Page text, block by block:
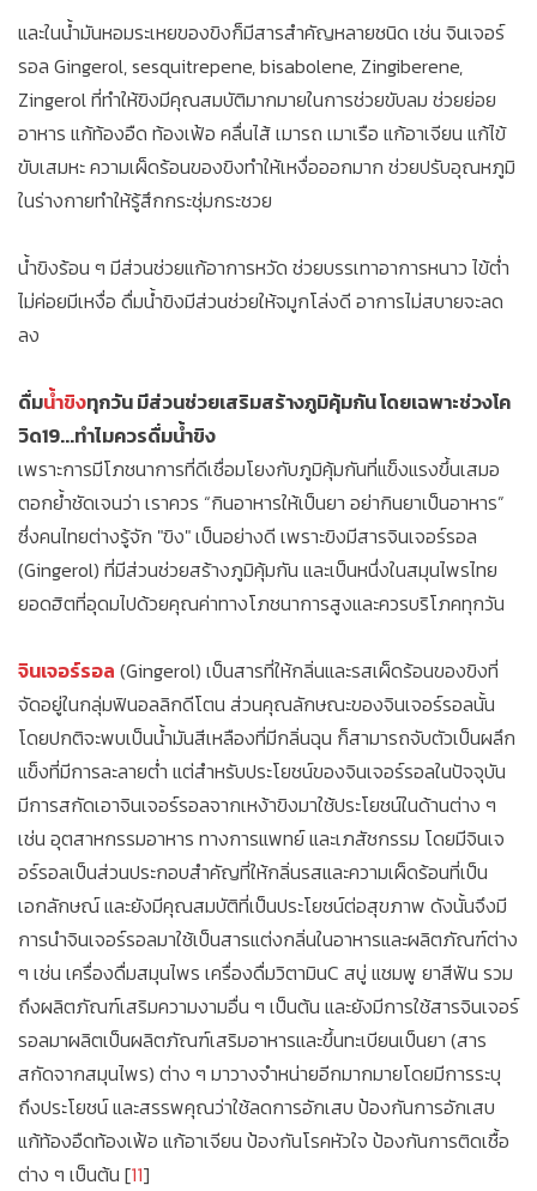
และในน้ำมันหอมระเหยของขิงก็มีสารสำคัญหลายชนิด เช่น จินเจอร์
รอล Gingerol, sesquitrepene, bisabolene, Zingiberene,
Zingerol ที่ทำให้ขิงมีคุณสมบัติมากมายในการช่วยขับลม ช่วยย่อย
อาหาร แก้ท้องอืด ท้องเฟ้อ คลื่นไส้ เมารถ เมาเรือ แก้อาเจียน แก้ไข้
ขับเสมหะ ความเผ็ดร้อนของขิงทำให้เหงื่อออกมาก ช่วยปรับอุณหภูมิ
ในร่างกายทำให้รู้สึกกระชุ่มกระชวย
น้ำขิงร้อน ๆ มีส่วนช่วยแก้อาการหวัด ช่วยบรรเทาอาการหนาว ไข้ต่ำ
ไม่ค่อยมีเหงื่อ ดื่มน้ำขิงมีส่วนช่วยให้จมูกโล่งดี อาการไม่สบายจะลด
ลง
ดื่มน้ำขิงทุกวัน มีส่วนช่วยเสริมสร้างภูมิคุ้มกัน โดยเฉพาะช่วงโค
วิด19...ทำไมควรดื่มน้ำขิง
เพราะการมีโภชนาการที่ดีเชื่อมโยงกับภูมิคุ้มกันที่แข็งแรงขึ้นเสมอ
ตอกย้ำชัดเจนว่า เราควร “กินอาหารให้เป็นยา อย่ากินยาเป็นอาหาร”
ซึ่งคนไทยต่างรู้จัก "ขิง" เป็นอย่างดี เพราะขิงมีสารจินเจอร์รอล
(Gingerol) ที่มีส่วนช่วยสร้างภูมิคุ้มกัน และเป็นหนึ่งในสมุนไพรไทย
ยอดฮิตที่อุดมไปด้วยคุณค่าทางโภชนาการสูงและควรบริโภคทุกวัน
จินเจอร์รอล (Gingerol) เป็นสารที่ให้กลิ่นและรสเผ็ดร้อนของขิงที่
จัดอยู่ในกลุ่มฟินอลลิกดีโตน ส่วนคุณลักษณะของจินเจอร์รอลนั้น
โดยปกติจะพบเป็นน้ำมันสีเหลืองที่มีกลิ่นฉุน ก็สามารถจับตัวเป็นผลึก
แข็งที่มีการละลายต่ำ แต่สำหรับประโยชน์ของจินเจอร์รอลในปัจจุบัน
มีการสกัดเอาจินเจอร์รอลจากเหง้าขิงมาใช้ประโยชน์ในด้านต่าง ๆ
เช่น อุตสาหกรรมอาหาร ทางการแพทย์ และเภสัชกรรม โดยมีจินเจ
อร์รอลเป็นส่วนประกอบสำคัญที่ให้กลิ่นรสและความเผ็ดร้อนที่เป็น
เอกลักษณ์ และยังมีคุณสมบัติที่เป็นประโยชน์ต่อสุขภาพ ดังนั้นจึงมี
การนำจินเจอร์รอลมาใช้เป็นสารแต่งกลิ่นในอาหารและผลิตภัณฑ์ต่าง
ๆ เช่น เครื่องดื่มสมุนไพร เครื่องดื่มวิตามินC สบู่ แชมพู ยาสีฟัน รวม
ถึงผลิตภัณฑ์เสริมความงามอื่น ๆ เป็นต้น และยังมีการใช้สารจินเจอร์
รอลมาผลิตเป็นผลิตภัณฑ์เสริมอาหารและขึ้นทะเบียนเป็นยา (สาร
สกัดจากสมุนไพร) ต่าง ๆ มาวางจำหน่ายอีกมากมายโดยมีการระบุ
ถึงประโยชน์ และสรรพคุณว่าใช้ลดการอักเสบ ป้องกันการอักเสบ
แก้ท้องอืดท้องเฟ้อ แก้อาเจียน ป้องกันโรคหัวใจ ป้องกันการติดเชื้อ
ต่าง ๆ เป็นต้น [11]